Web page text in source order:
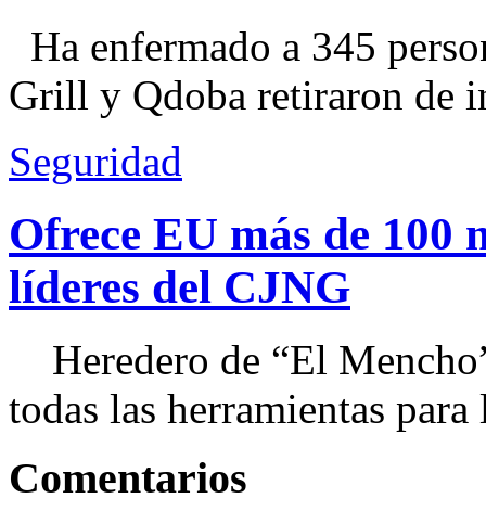
Ha enfermado a 345
Grill y Qdoba retiraron de
Seguridad
Ofrece EU más de 100
líderes del CJNG
Heredero de “El
todas las herramientas
Comentarios